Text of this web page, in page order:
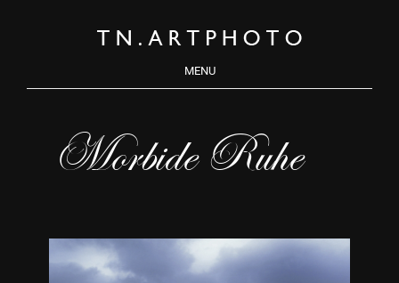
MENU
Morbide Ruhe